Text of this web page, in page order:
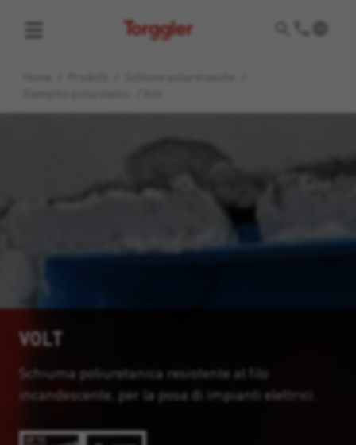
Torggler
VOLT
Schiuma poliuretanica resistente al filo
incandescente, per la posa di impianti elettrici.